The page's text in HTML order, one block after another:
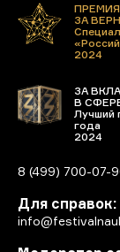
ПРЕМИЯ
ЗА
2024
ЗА
В
Лучший
года
2024
8 (499) 700-07-
Для справок: